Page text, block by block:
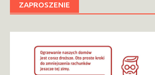
ZAPROSZENIE